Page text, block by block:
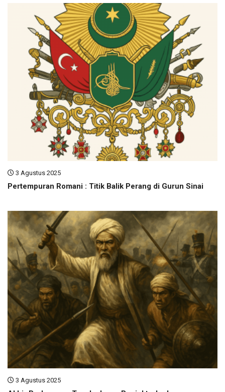
3 Agustus 2025
Pertempuran Romani : Titik Balik Perang di Gurun Sinai
3 Agustus 2025